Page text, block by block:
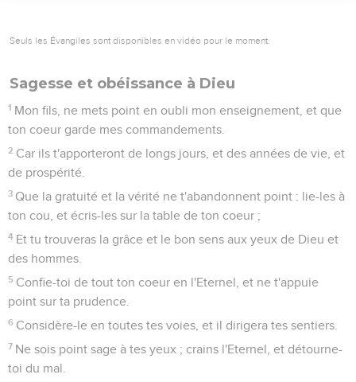
Seuls les Évangiles sont disponibles en vidéo pour le moment.
Sagesse et obéissance à Dieu
1 Mon fils, ne mets point en oubli mon enseignement, et que
ton coeur garde mes commandements.
2 Car ils t'apporteront de longs jours, et des années de vie, et
de prospérité.
3 Que la gratuité et la vérité ne t'abandonnent point : lie-les à
ton cou, et écris-les sur la table de ton coeur ;
4 Et tu trouveras la grâce et le bon sens aux yeux de Dieu et
des hommes.
5 Confie-toi de tout ton coeur en l'Eternel, et ne t'appuie
point sur ta prudence.
6 Considère-le en toutes tes voies, et il dirigera tes sentiers.
7 Ne sois point sage à tes yeux ; crains l'Eternel, et détourne-
toi du mal.